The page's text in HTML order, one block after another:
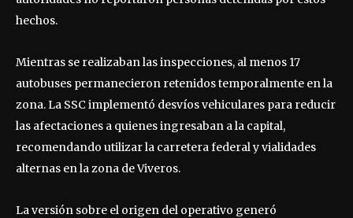
hechos.
Mientras se realizaban las inspecciones, al menos 17
autobuses permanecieron retenidos temporalmente en la
zona. La SSC implementó desvíos vehiculares para reducir
las afectaciones a quienes ingresaban a la capital,
recomendando utilizar la carretera federal y vialidades
alternas en la zona de Viveros.
La versión sobre el origen del operativo generó